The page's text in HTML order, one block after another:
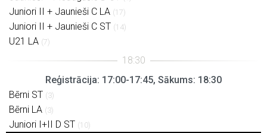
Juniori II + Jaunieši C LA (17)
Juniori II + Jaunieši C ST (14)
U21 LA (7)
Reģistrācija: 17:00-17:45, Sākums: 18:30
Bērni ST (3)
Bērni LA (3)
Juniori I+II D ST (10)